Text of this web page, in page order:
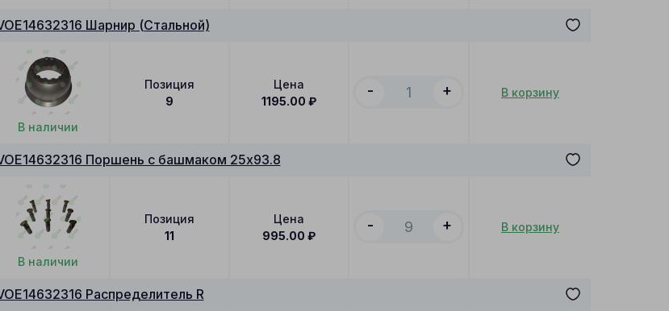
Шарнир (Стальной)
В наличии
Позиция
9
Цена
1195.00 ₽
- + В корзину
Поршень с башмаком 25x93.8
В наличии
Позиция
11
Цена
995.00 ₽
- + В корзину
Распределитель R